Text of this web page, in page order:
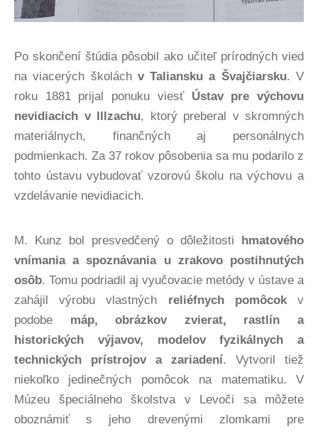
Po skončení štúdia pôsobil ako učiteľ prírodných vied
na viacerých školách v Taliansku a Švajčiarsku. V
roku 1881 prijal ponuku viesť Ústav pre výchovu
nevidiacich v Illzachu, ktorý preberal v skromných
materiálnych, finančných aj personálnych
podmienkach. Za 37 rokov pôsobenia sa mu podarilo z
tohto ústavu vybudovať vzorovú školu na výchovu a
vzdelávanie nevidiacich.
M. Kunz bol presvedčený o dôležitosti hmatového
vnímania a spoznávania u zrakovo postihnutých
osôb. Tomu podriadil aj vyučovacie metódy v ústave a
zahájil výrobu vlastných reliéfnych pomôcokv
podobe máp, obrázkov zvierat, rastlín a
historických výjavov, modelov fyzikálnych a
technických prístrojov a zariadení. Vytvoril tiež
niekoľko jedinečných pomôcok na matematiku. V
Múzeu špeciálneho školstva v Levoči sa môžete
oboznámiť s jeho drevenými zlomkami pre